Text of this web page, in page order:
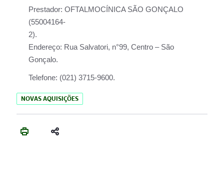
Prestador: OFTALMOCÍNICA SÃO GONÇALO
(55004164-
2).
Endereço: Rua Salvatori, n°99, Centro – São
Gonçalo.
Telefone: (021) 3715-9600.
NOVAS AQUISIÇÕES